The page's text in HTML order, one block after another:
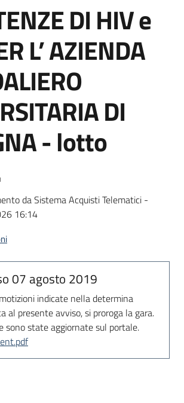
DI HIV e
L’ AZIENDA
DI
- lotto
da Sistema Acquisti Telematici -
16:14
07 agosto 2019
indicate nella determina
al presente avviso, si proroga la gara.
sono state aggiornate sul portale.